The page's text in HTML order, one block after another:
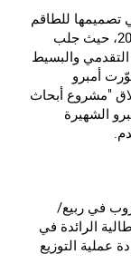
للطاقم
الأساسي لمنتخب إنجلترا لكرة القدم عام 2009، حيث جلب
والبسيط
أمبرو
من خلال إطلاق "مشروع أبحاث
الشهيرة
في ربيع/
الرائدة في
عملية التوزيع